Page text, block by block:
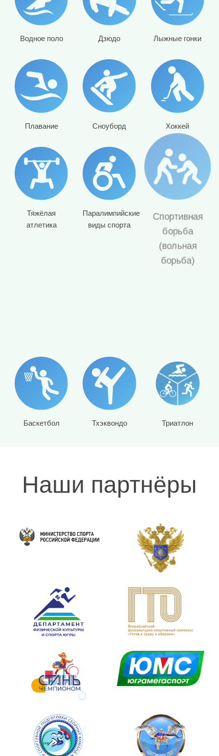
Водное поло Дзюдо Лыжные гонки
Плавание Сноуборд Хоккей
Тяжёлая
атлетика
Паралимпийские
виды спорта
Спортивная
борьба
(вольная
борьба)
Баскетбол Тхэквондо Триатлон
Наши партнёры